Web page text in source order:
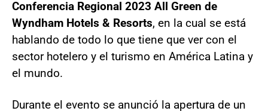
Conferencia Regional 2023 All Green de
Wyndham Hotels & Resorts, en la cual se está
hablando de todo lo que tiene que ver con el
sector hotelero y el turismo en América Latina y
el mundo.
Durante el evento se anunció la apertura de un